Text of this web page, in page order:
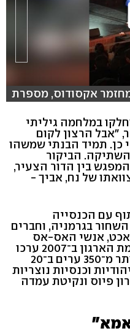
אקסודוס, מספרת
במלחמה גיליתי
"אבל הרצון לקום
כן. תמיד הבנתי שמשהו
הביקור
בין הדור הצעיר,
של נח, אביך -
עם הכנסייה
בגרמניה, וחברים
אנשי האס-אס
והמשטרה הגרמנית. מאז הקמת הארגון ב־2007 ערכו
חבריו מאות מצעדי זיכרון ביותר מ־350 ערים ב־20
וכנסיות נוצריות
פיוס ונקיטת עמדה
אמא"